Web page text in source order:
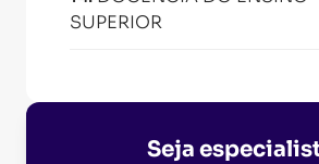
SUPERIOR
Seja